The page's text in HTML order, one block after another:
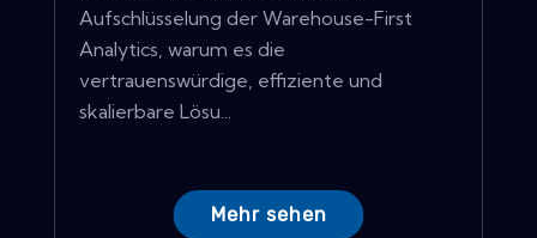
Aufschlüsselung der Warehouse-First
Analytics, warum es die
vertrauenswürdige, effiziente und
skalierbare Lösu...
Mehr sehen